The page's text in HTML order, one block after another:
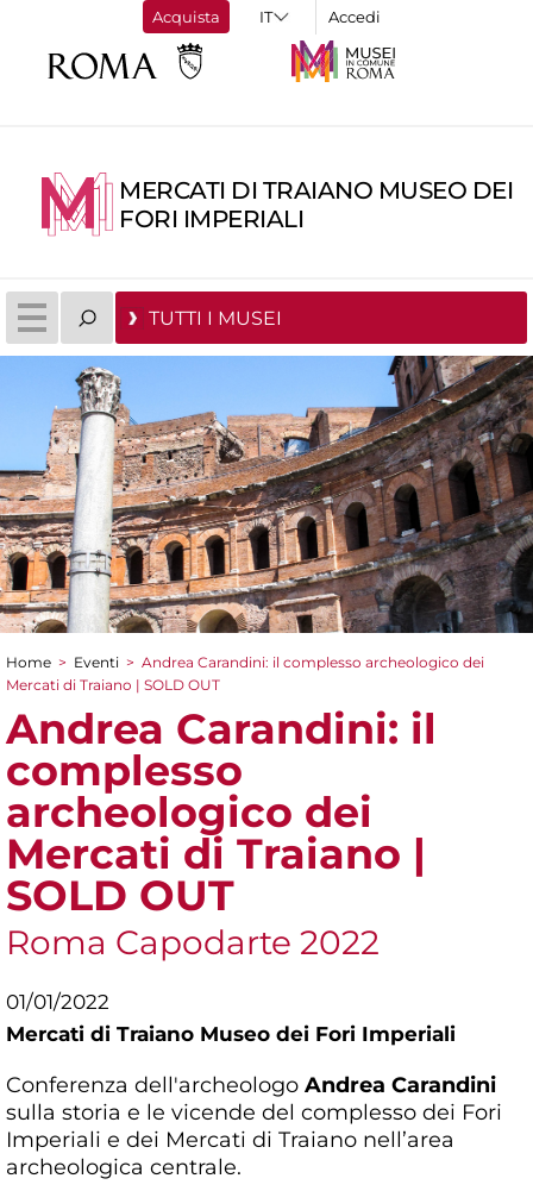
Acquista Accedi
MERCATI DI TRAIANO MUSEO DEI
FORI IMPERIALI
TUTTI I MUSEI
Tu sei qui
Home > Eventi > Andrea Carandini: il complesso archeologico dei
Mercati di Traiano | SOLD OUT
Andrea Carandini: il
complesso
archeologico dei
Mercati di Traiano |
SOLD OUT
Roma Capodarte 2022
01/01/2022
Mercati di Traiano Museo dei Fori Imperiali
Conferenza dell'archeologo Andrea Carandini
sulla storia e le vicende del complesso dei Fori
Imperiali e dei Mercati di Traiano nell’area
archeologica centrale.